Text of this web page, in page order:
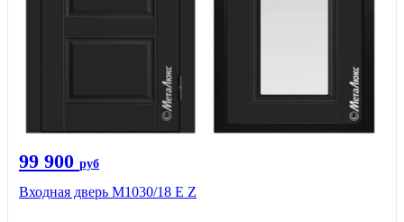
99 900 руб
Входная дверь М1030/18 E Z